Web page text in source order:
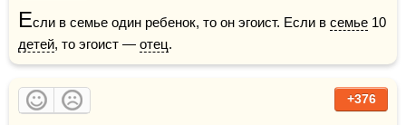
Если в семье один ребенок, то он эгоист. Если в семье
детей, то эгоист — отец.
+376